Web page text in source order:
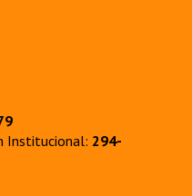
Institucional: 294-